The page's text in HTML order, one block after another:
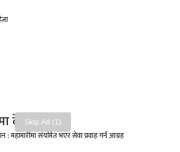
Skip Ad (1)
देखियो हैजा